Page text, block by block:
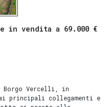
in vendita a 69.000 €
Borgo Vercelli, in
principali collegamenti e